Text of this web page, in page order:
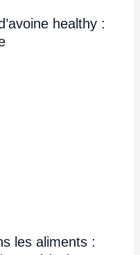
healthy :
les aliments :